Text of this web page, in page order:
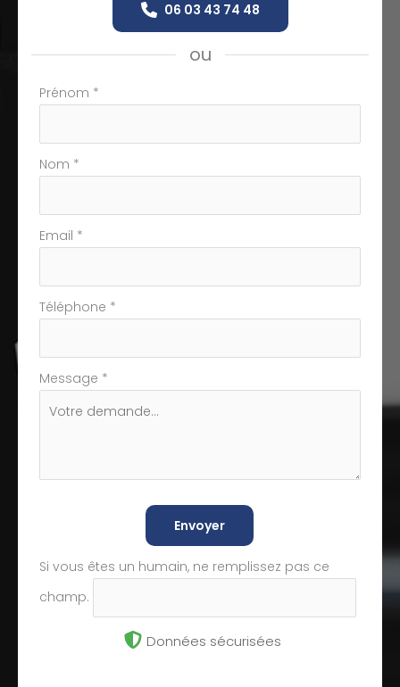
06 03 43 74 48
ou
Formulaire
téléphone
Prénom *
Nom *
Email *
Téléphone *
Message *
Envoyer
Si vous êtes un humain, ne remplissez pas ce
champ.
Données sécurisées